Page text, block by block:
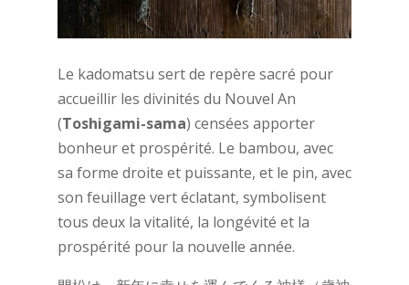
Le kadomatsu sert de repère sacré pour
accueillir les divinités du Nouvel An
(Toshigami-sama) censées apporter
bonheur et prospérité. Le bambou, avec
sa forme droite et puissante, et le pin, avec
son feuillage vert éclatant, symbolisent
tous deux la vitalité, la longévité et la
prospérité pour la nouvelle année.